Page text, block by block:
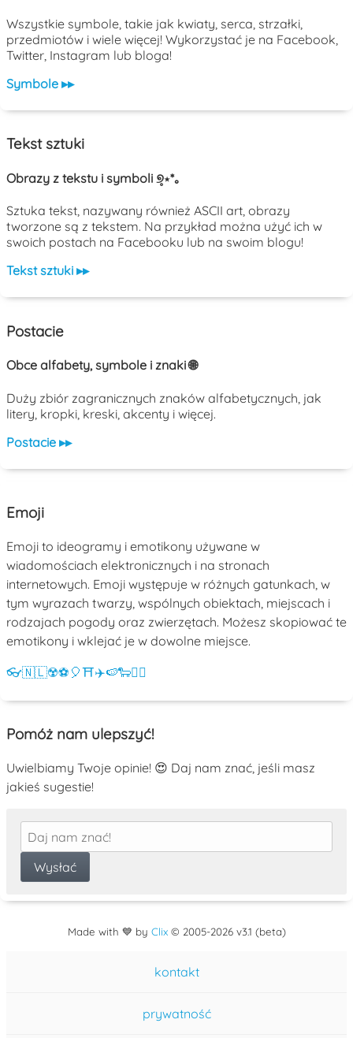
Wszystkie symbole, takie jak kwiaty, serca, strzałki,
przedmiotów i wiele więcej! Wykorzystać je na Facebook,
Twitter, Instagram lub bloga!
Symbole ▸▸
Tekst sztuki
Obrazy z tekstu i symboli ୭̥⋆*｡
Sztuka tekst, nazywany również ASCII art, obrazy
tworzone są z tekstem. Na przykład można użyć ich w
swoich postach na Facebooku lub na swoim blogu!
Tekst sztuki ▸▸
Postacie
Obce alfabety, symbole i znaki 🌐
Duży zbiór zagranicznych znaków alfabetycznych, jak
litery, kropki, kreski, akcenty i więcej.
Postacie ▸▸
Emoji
Emoji to ideogramy i emotikony używane w
wiadomościach elektronicznych i na stronach
internetowych. Emoji występuje w różnych gatunkach, w
tym wyrazach twarzy, wspólnych obiektach, miejscach i
rodzajach pogody oraz zwierzętach. Możesz skopiować te
emotikony i wklejać je w dowolne miejsce.
👓🇳🇱☢️⚽ 🎈⛩️✈️🍉🐑💁‍♀️
Pomóż nam ulepszyć!
Uwielbiamy Twoje opinie! 😍 Daj nam znać, jeśli masz
jakieś sugestie!
Made with 💙 by Clix© 2005-2026 v3.1 (beta)
kontakt
prywatność